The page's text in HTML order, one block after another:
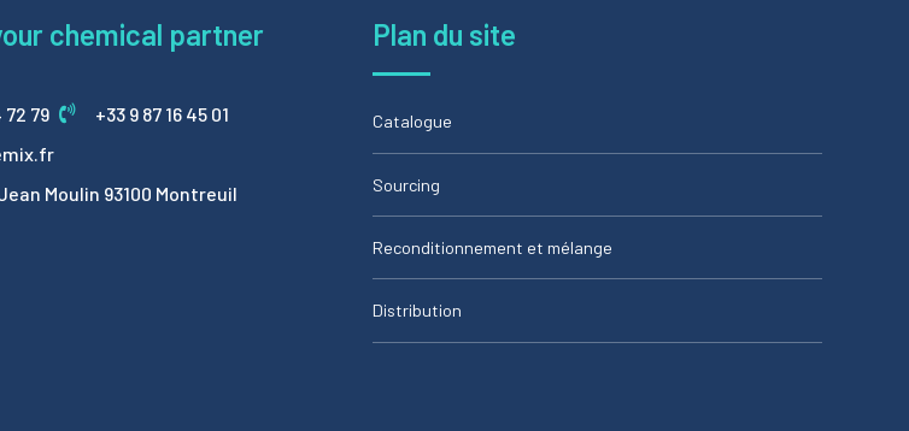
chemical partner
72 79
+33 9 87 16 45 01
Moulin 93100 Montreuil
Plan du site
Catalogue
Sourcing
Reconditionnement et mélange
Distribution